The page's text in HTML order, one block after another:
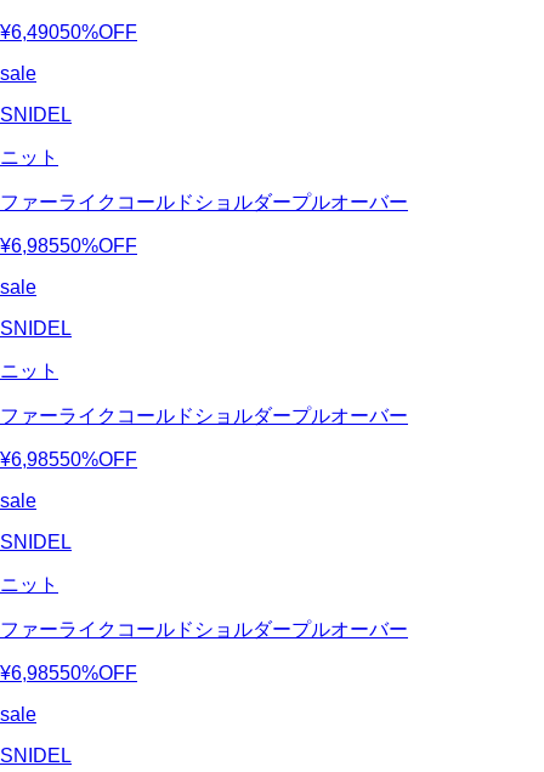
¥6,49050%OFF
sale
SNIDEL
ニット
ファーライクコールドショルダープルオーバー
¥6,98550%OFF
sale
SNIDEL
ニット
ファーライクコールドショルダープルオーバー
¥6,98550%OFF
sale
SNIDEL
ニット
ファーライクコールドショルダープルオーバー
¥6,98550%OFF
sale
SNIDEL